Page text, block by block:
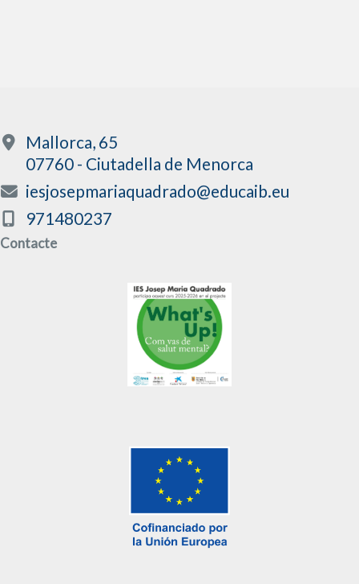
Mallorca, 65
07760 - Ciutadella de Menorca
iesjosepmariaquadrado@educaib.eu
971480237
Contacte